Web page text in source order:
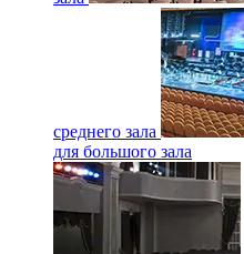
среднего зала
для большого зала